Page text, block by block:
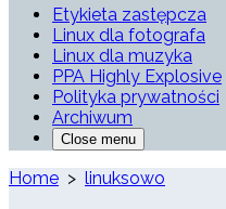
Etykieta zastępcza
Linux dla fotografa
Linux dla muzyka
PPA Highly Explosive
Polityka prywatności
Archiwum
Close menu
Home > linuksowo